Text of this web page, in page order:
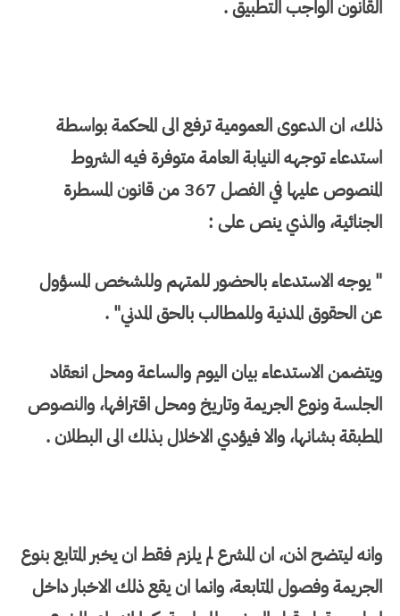
القانون الواجب التطبيق .
ذلك، ان الدعوى العمومية ترفع الى المحكمة بواسطة
استدعاء توجهه النيابة العامة متوفرة فيه الشروط
المنصوص عليها في الفصل 367 من قانون المسطرة
الجنائية، والذي ينص على :
" يوجه الاستدعاء بالحضور للمتهم وللشخص المسؤول
عن الحقوق المدنية وللمطالب بالحق المدني" .
ويتضمن الاستدعاء بيان اليوم والساعة ومحل انعقاد
الجلسة ونوع الجريمة وتاريخ ومحل اقترافها، والنصوص
المطبقة بشانها، والا فيؤدي الاخلال بذلك الى البطلان .
وانه ليتضح اذن، ان المشرع لم يلزم فقط ان يخبر المتابع بنوع
الجريمة وفصول المتابعة، وانما ان يقع ذلك الاخبار داخل